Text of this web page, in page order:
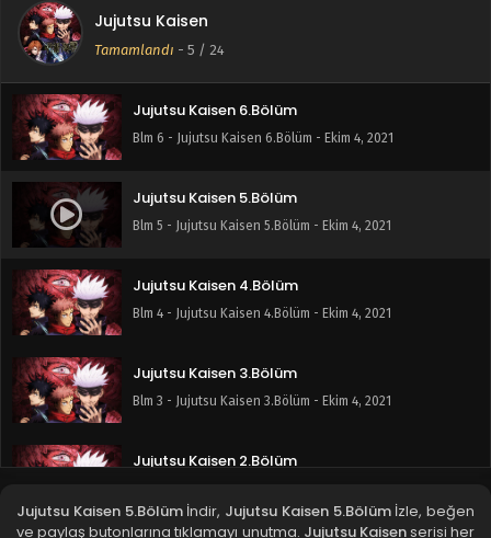
Jujutsu Kaisen
Tamamlandı - 5 / 24
Jujutsu Kaisen 7.Bölüm
Blm 7 - Jujutsu Kaisen 7.Bölüm - Ekim 4, 2021
Jujutsu Kaisen 6.Bölüm
Blm 6 - Jujutsu Kaisen 6.Bölüm - Ekim 4, 2021
Jujutsu Kaisen 5.Bölüm
Blm 5 - Jujutsu Kaisen 5.Bölüm - Ekim 4, 2021
Jujutsu Kaisen 4.Bölüm
Blm 4 - Jujutsu Kaisen 4.Bölüm - Ekim 4, 2021
Jujutsu Kaisen 3.Bölüm
Blm 3 - Jujutsu Kaisen 3.Bölüm - Ekim 4, 2021
Jujutsu Kaisen 2.Bölüm
Jujutsu Kaisen 5.Bölümİndir, Jujutsu Kaisen 5.Bölümİzle, beğen
ve paylaş butonlarına tıklamayı unutma. Jujutsu Kaisenserisi her